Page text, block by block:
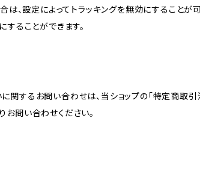
、設定によってトラッキングを無効にすることが
ることができます。
するお問い合わせは、当ショップの「特定商取引
問い合わせください。